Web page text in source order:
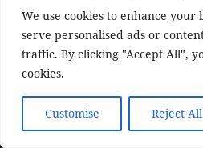
We use cookies to enhance
serve personalised ads or
traffic. By clicking "Accept All",
cookies.
Customise Reject All
Impressum und
WordPress